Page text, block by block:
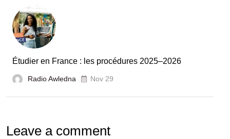
et
écoles
Étudier en France : les procédures 2025–2026
Radio Awledna Nov 29
Leave a comment